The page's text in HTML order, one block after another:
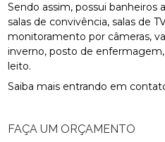
Sendo assim, possui banheiros
salas de convivência, salas de
monitoramento por câmeras,
inverno, posto de
leito.
Saiba mais entrando em
FAÇA UM ORÇAMENTO